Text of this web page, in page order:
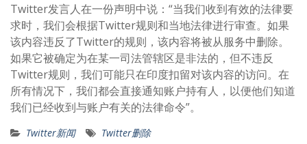
Twitter发言人在一份声明中说：“当我们收到有效的法律要
求时，我们会根据Twitter规则和当地法律进行审查。如果
该内容违反了Twitter的规则，该内容将被从服务中删除。
如果它被确定为在某一司法管辖区是非法的，但不违反
Twitter规则，我们可能只在印度扣留对该内容的访问。在
所有情况下，我们都会直接通知账户持有人，以便他们知道
我们已经收到与账户有关的法律命令”。
Twitter新闻 Twitter删除